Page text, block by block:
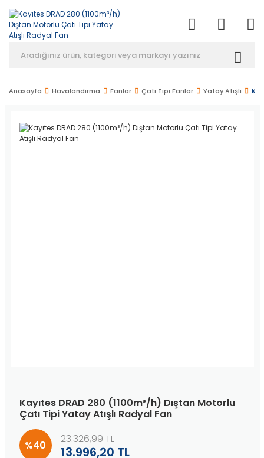
Anasayfa Havalandırma Fanlar Çatı Tipi Fanlar Yatay Atışlı
Kayıtes DRAD 280 (1100m³/h) Dıştan Motorlu
Çatı Tipi Yatay Atışlı Radyal Fan
%40 13.996,20 TL
23.326,99 TL